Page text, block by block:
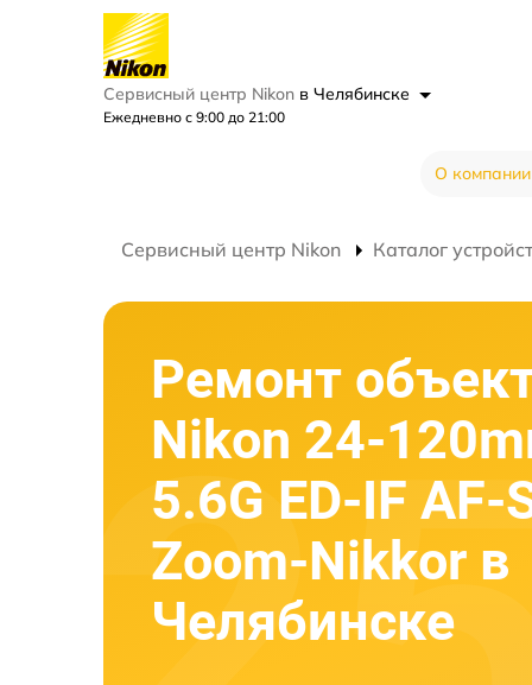
Сервисный центр Nikon в Челябинске
Ежедневно с 9:00 до 21:00
О компании
Сервисный центр Nikon Каталог
Ремонт
Nikon 24-
5.6G ED-IF AF-
Zoom-Nikkor в
Челябинске